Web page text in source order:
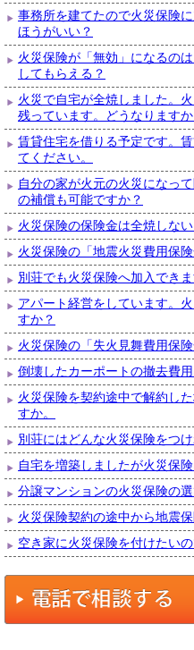
事務所を建てたので火災保険
ほうがいい？
火災保険が「無効」になるの
してもらえる？
火災で自宅が全焼しました。
残っています。どうなりますか
賃貸住宅を借りる予定です。
てください。
自分の家が火元の火災になっ
の補償も可能ですか？
火災保険の保険金は全焼しな
火災保険の「地震火災費用保
別荘でも火災保険へ加入できま
アパート経営をしています。
すか？
火災保険の「失火見舞費用保
倒壊したカーポートの撤去費
火災保険を契約途中で解約し
すか。
別荘にはどんな火災保険をつ
自宅を増築しましたが火災保
分譲マンションの火災保険の
火災保険契約の途中から地震
空き家に火災保険を付けたい